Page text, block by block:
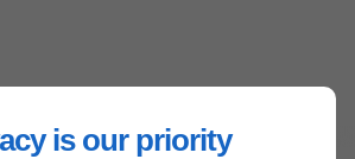
is our priority